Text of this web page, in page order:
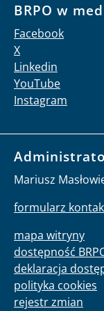
BRPO w
Facebook
X
Linkedin
YouTube
Instagram
Mariusz
formularz
mapa witryny
dostępność
deklaracja
polityka cookies
rejestr zmian